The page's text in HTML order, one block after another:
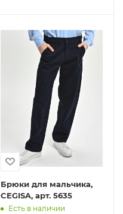
Брюки для мальчика,
CEGISA, арт. 5635
Есть в наличии